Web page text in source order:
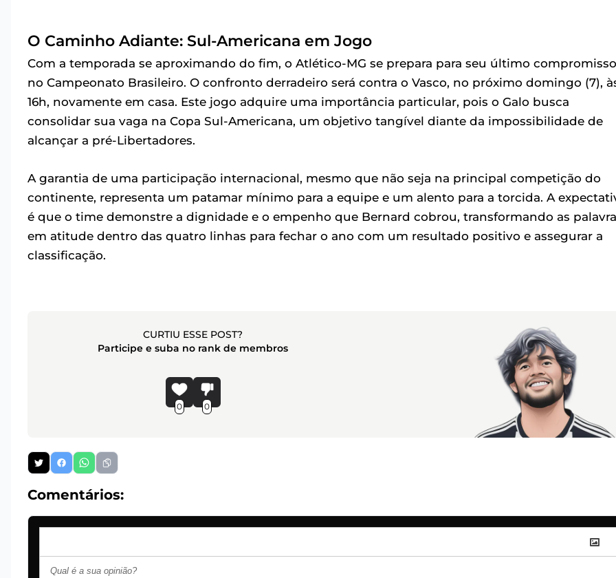
O Caminho Adiante: Sul-Americana em Jogo
Com a temporada se aproximando do fim, o Atlético-MG se prepara para seu último compromisso
no Campeonato Brasileiro. O confronto derradeiro será contra o Vasco, no próximo domingo (7),
16h, novamente em casa. Este jogo adquire uma importância particular, pois o Galo busca
consolidar sua vaga na Copa Sul-Americana, um objetivo tangível diante da impossibilidade de
alcançar a pré-Libertadores.
A garantia de uma participação internacional, mesmo que não seja na principal competição do
continente, representa um patamar mínimo para a equipe e um alento para a torcida. A
é que o time demonstre a dignidade e o empenho que Bernard cobrou, transformando as
em atitude dentro das quatro linhas para fechar o ano com um resultado positivo e assegurar a
classificação.
CURTIU ESSE POST?
Participe e suba no rank de membros
0 0
Comentários: